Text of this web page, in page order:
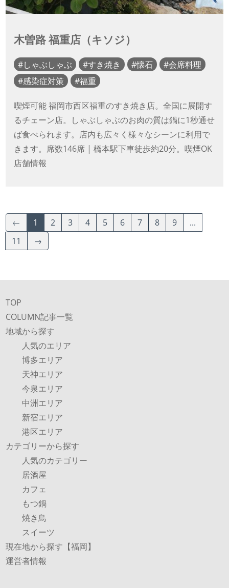
木曽路 福重店（キソジ）
しゃぶしゃぶ すき焼き 懐石
会席料理
感染症対策
福重
喫煙可能 福岡市西区福重のすき焼き店。全国に展開す
るチェーン店。しゃぶしゃぶのお肉の質は鍋に1秒通せ
ば食べられます。店内も広々く様々なシーンに利用で
きます。席数146席 | 橋本駅下車徒歩約20分。喫煙OK
店舗情報
← 1 2 3 4 5 6 7 8 9
...
11
→
TOP
COLUMN記事一覧
地域から探す
人気のエリア
博多エリア
天神エリア
今泉エリア
中洲エリア
新宿エリア
港区エリア
カテゴリーから探す
人気のカテゴリー
居酒屋
カフェ
もつ鍋
焼き鳥
スイーツ
現在地から探す【福岡】
運営者情報